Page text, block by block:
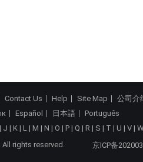
Contact Us Help Site Map 公司介
Español 日本語
Português
| J | K | L | M | N | O | P | Q | R | S | T | U | V | W
rights reserved.
京ICP备